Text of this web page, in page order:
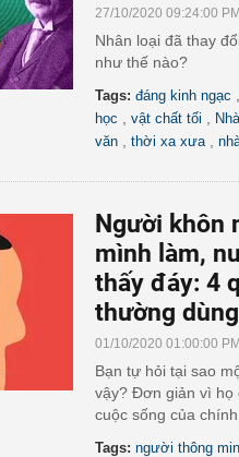
27/10/2020 09:24:00 PM
Nhân loại đã thay
như thế nào?
Tags: đáng kinh ngạc
học
vật chất tối
văn
thời xa xưa
Người khôn
mình làm,
thấy đáy: 4
thường dùng
01/10/2020 01:00:00 PM
Bạn tự hỏi tại sao
vậy? Đơn giản vì họ
cuộc sống của chính
Tags: người thông